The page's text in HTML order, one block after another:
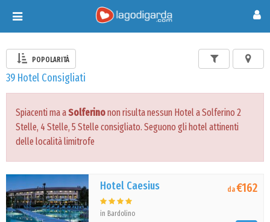
Toggle
navigation
POPOLARITÀ
39 Hotel Consigliati
Spiacenti ma aSolferinonon risulta nessun Hotel a Solferino 2
Stelle, 4 Stelle, 5 Stelle consigliato. Seguono gli hotel attinenti
delle località limitrofe
Hotel Caesius
in Bardolino
da€162